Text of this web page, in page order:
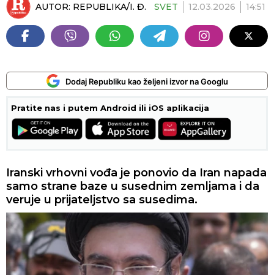
AUTOR: REPUBLIKA/I. Đ. SVET 12.03.2026 14:51
Dodaj Republiku kao željeni izvor na Googlu
Pratite nas i putem Android ili iOS aplikacija
Iranski vrhovni vođa je ponovio da Iran napada
samo strane baze u susednim zemljama i da
veruje u prijateljstvo sa susedima.